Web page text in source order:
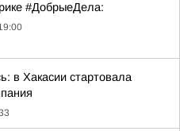
#ДобрыеДела:
в Хакасии стартовала